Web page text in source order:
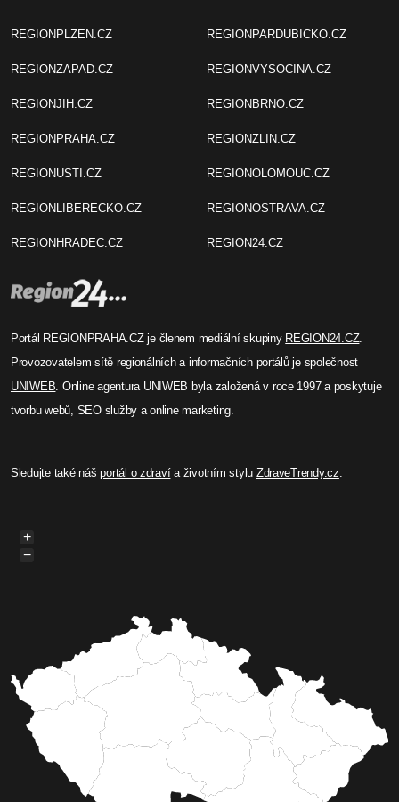
REGIONPLZEN.CZ
REGIONZAPAD.CZ
REGIONJIH.CZ
REGIONPRAHA.CZ
REGIONUSTI.CZ
REGIONLIBERECKO.CZ
REGIONHRADEC.CZ
REGIONPARDUBICKO.CZ
REGIONVYSOCINA.CZ
REGIONBRNO.CZ
REGIONZLIN.CZ
REGIONOLOMOUC.CZ
REGIONOSTRAVA.CZ
REGION24.CZ
Portál REGIONPRAHA.CZ je členem mediální skupiny REGION24.CZ.
Provozovatelem sítě regionálních a informačních portálů je společnost
UNIWEB . Online agentura UNIWEB byla založená v roce 1997 a poskytuje
tvorbu webů, SEO služby a online marketing.
Sledujte také nášportál o zdravía životním stylu ZdraveTrendy.cz
+
−